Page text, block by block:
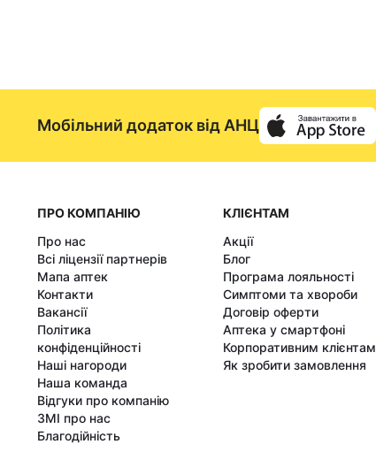
Мобільний додаток від АНЦ
ПРО КОМПАНІЮ
Про нас
Всі ліцензії партнерів
Мапа аптек
Контакти
Вакансії
Політика
конфіденційності
Наші нагороди
Наша команда
Відгуки про компанію
ЗМІ про нас
Благодійність
КЛІЄНТАМ
Акції
Блог
Програма лояльності
Симптоми та хвороби
Договір оферти
Аптека у смартфоні
Корпоративним клієнтам
Як зробити замовлення